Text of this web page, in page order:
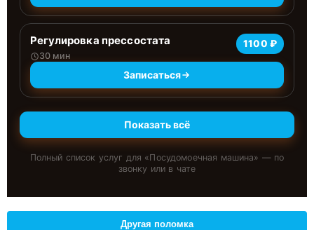
Регулировка прессостата
30 мин
1100 ₽
Записаться
Показать всё
Полный список услуг для «Посудомоечная машина» — по
звонку или в чате
Другая поломка